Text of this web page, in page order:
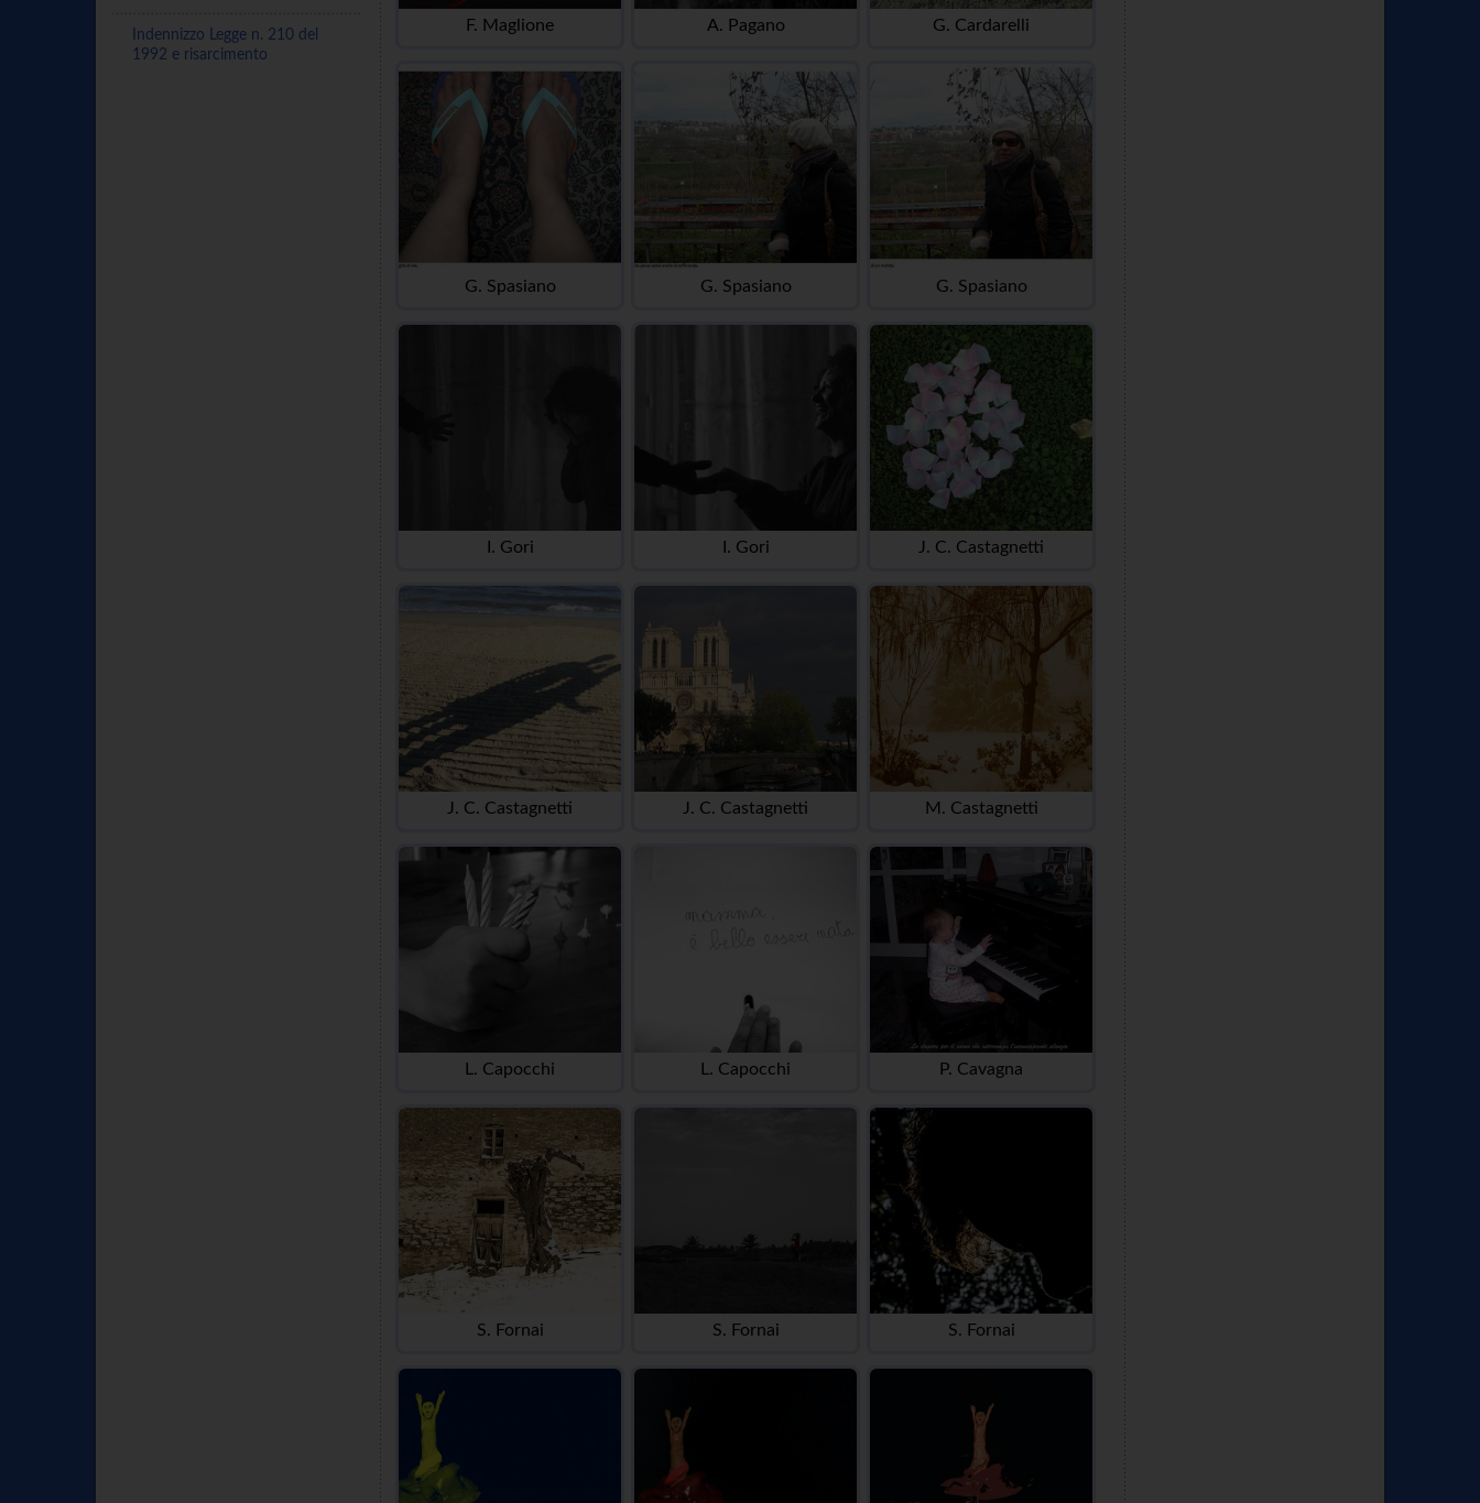
Indennizzo Legge n. 210 del
1992 e risarcimento
F. Maglione A. Pagano G. Cardarelli
G. Spasiano G. Spasiano G. Spasiano
I. Gori I. Gori J. C. Castagnetti
J. C. Castagnetti J. C. Castagnetti M. Castagnetti
L. Capocchi L. Capocchi P. Cavagna
S. Fornai S. Fornai S. Fornai